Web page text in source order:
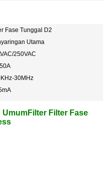
Fase Tunggal D2
Utama
250VAC
30MHz
UmumFilter Filter Fase